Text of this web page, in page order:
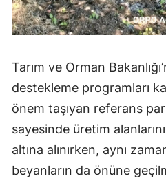
Tarım ve Orman
destekleme programları
önem taşıyan referans
sayesinde üretim
altına alınırken, aynı
beyanların da önüne